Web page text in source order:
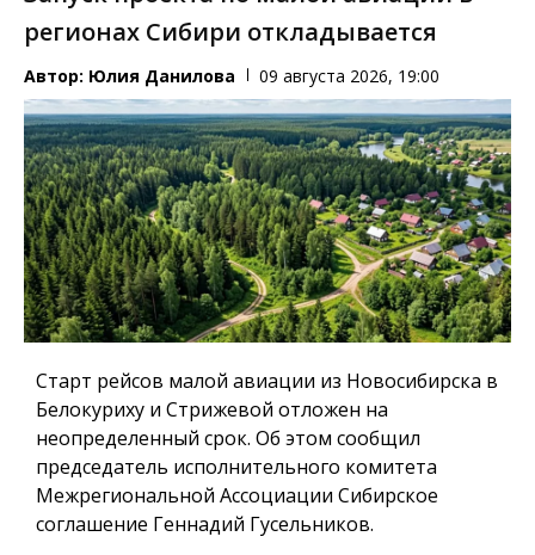
регионах Сибири откладывается
Автор: Юлия Данилова 09 августа 2026, 19:00
Старт рейсов малой авиации из Новосибирска в
Белокуриху и Стрижевой отложен на
неопределенный срок. Об этом сообщил
председатель исполнительного комитета
Межрегиональной Ассоциации Сибирское
соглашение Геннадий Гусельников.